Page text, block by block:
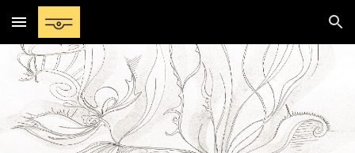
Skip to main content Skip to navigation